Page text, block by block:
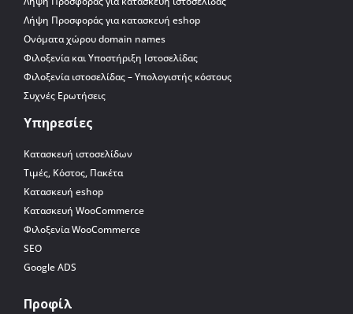
Λήψη Προσφοράς για κατασκευή eshop
Ονόματα χώρου domain names
Φιλοξενία και Υποστήριξη Ιστοσελίδας
Φιλοξενία ιστοσελίδας – Υπολογιστής κόστους
Συχνές Ερωτήσεις
Υπηρεσίες
Κατασκευή ιστοσελίδων
Τιμές, Κόστος, Πακέτα
Κατασκευή eshop
Κατασκευή WooCommerce
Φιλοξενία WooCommerce
SEO
Google ADS
Προφίλ